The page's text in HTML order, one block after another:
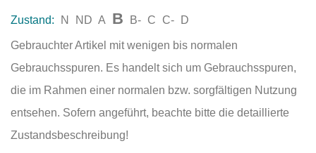
Zustand: N ND A B B- C C- D
Gebrauchter Artikel mit wenigen bis normalen
Gebrauchsspuren. Es handelt sich um Gebrauchsspuren,
die im Rahmen einer normalen bzw. sorgfältigen Nutzung
entsehen. Sofern angeführt, beachte bitte die detaillierte
Zustandsbeschreibung!